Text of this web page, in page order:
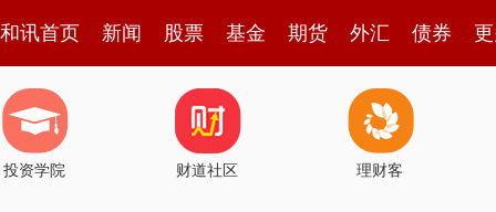
和讯首页 新闻 股票 基金 期货 外汇 债券
投资学院 财道社区 理财客